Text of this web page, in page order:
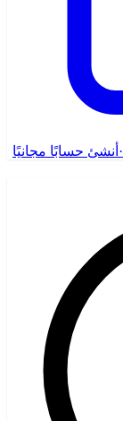
· أنشئ حسابًا مجانيًا